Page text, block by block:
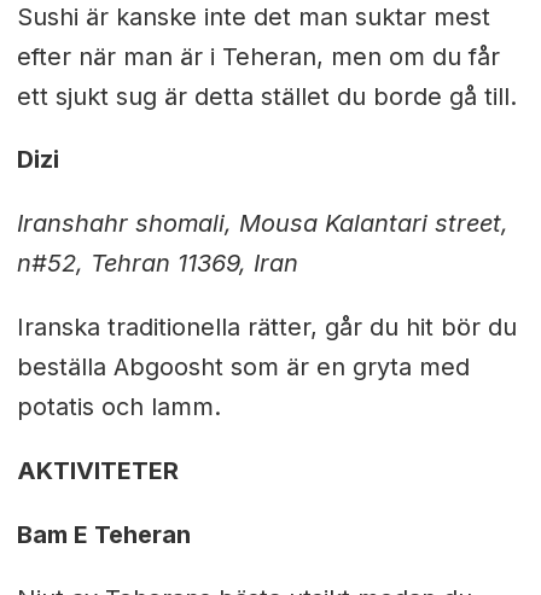
Sushi är kanske inte det man suktar mest
efter när man är i Teheran, men om du får
ett sjukt sug är detta stället du borde gå till.
Dizi
Iranshahr shomali, Mousa Kalantari street,
n#52, Tehran 11369, Iran
Iranska traditionella rätter, går du hit bör du
beställa Abgoosht som är en gryta med
potatis och lamm.
AKTIVITETER
Bam E Teheran